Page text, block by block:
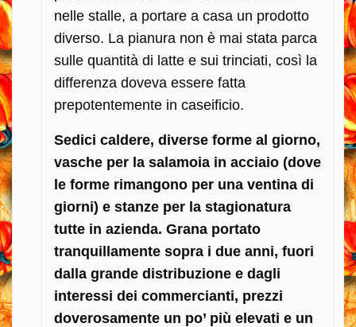
nelle stalle, a portare a casa un prodotto
diverso. La pianura non è mai stata parca
sulle quantità di latte e sui trinciati, così la
differenza doveva essere fatta
prepotentemente in caseificio.
Sedici caldere, diverse forme al giorno,
vasche per la salamoia in acciaio (dove
le forme rimangono per una ventina di
giorni) e stanze per la stagionatura
tutte in azienda. Grana portato
tranquillamente sopra i due anni, fuori
dalla grande distribuzione e dagli
interessi dei commercianti, prezzi
doverosamente un po’ più elevati e un